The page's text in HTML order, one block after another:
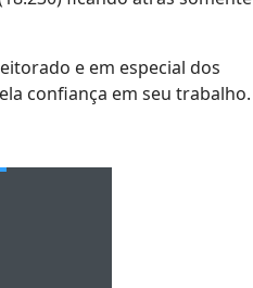
e em especial dos
confiança em seu trabalho.